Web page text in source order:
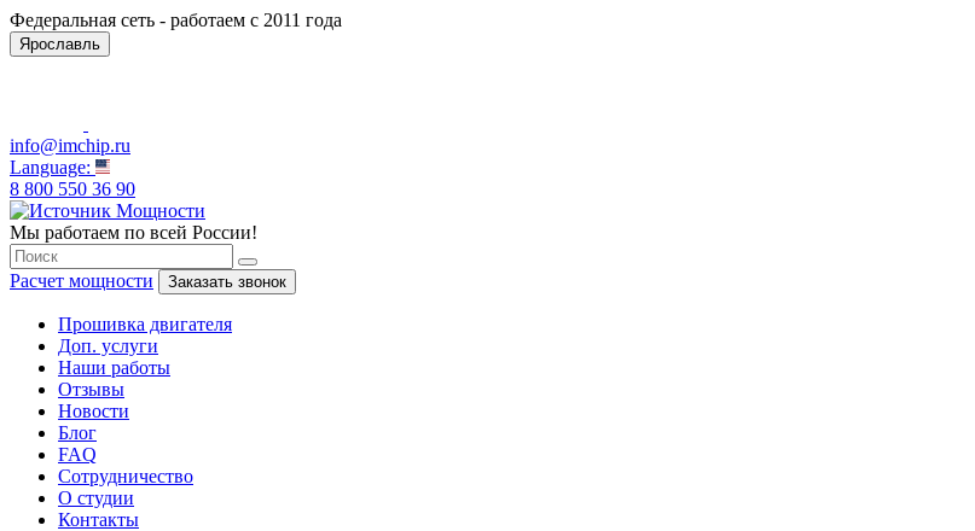
Федеральная сеть - работаем с 2011 года
Ярославль
info@imchip.ru
Language:
8 800 550 36 90
Мы работаем по всей России!
Расчет мощности Заказать звонок
Прошивка двигателя
Доп. услуги
Наши работы
Отзывы
Новости
Блог
FAQ
Сотрудничество
О студии
Контакты